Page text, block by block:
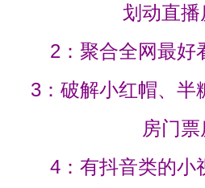
划动直播
2：聚合全网最好
3：破解小红帽、半
房门票
4：有抖音类的小